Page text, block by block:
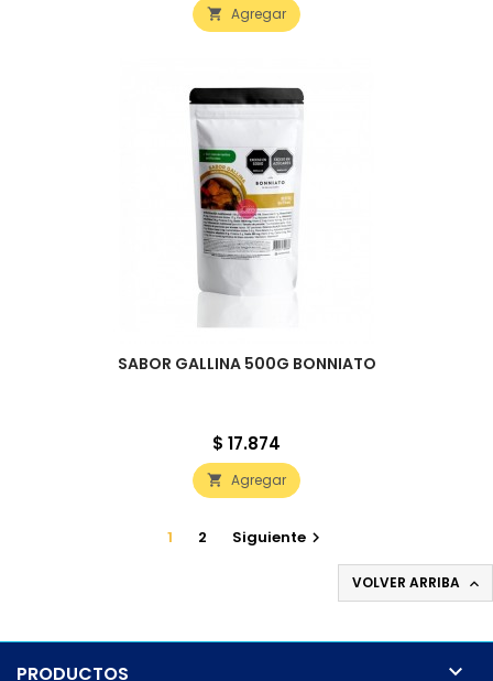
 Agregar
SABOR GALLINA 500G BONNIATO
Precio
$ 17.874
 Agregar
1 2 Siguiente 
VOLVER ARRIBA 
PRODUCTOS 